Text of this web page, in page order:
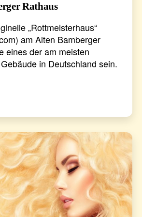
Rathaus
„Rottmeisterhaus“
am Alten Bamberger
eines der am meisten
in Deutschland sein.